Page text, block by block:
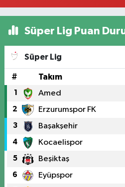
Süper Lig Puan
Süper Lig
# Takım
1 Amed
2 Erzurumspor FK
3 Başakşehir
4 Kocaelispor
5 Beşiktaş
6 Eyüpspor